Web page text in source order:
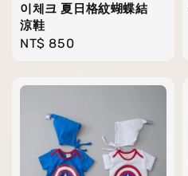
이체크 夏日格紋蝴蝶結
涼鞋
Regular
NT$ 850